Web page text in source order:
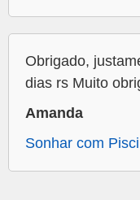
Obrigado,
dias rs Muito
Amanda
Sonhar com